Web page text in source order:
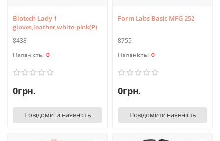
Biotech Lady 1
gloves,leather,white-pink(P)
8438
0
0грн.
Повідомити наявність
Form Labs Basic MFG 252
8755
0
0грн.
Повідомити наявність